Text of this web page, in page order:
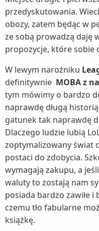
przedyskutowania.
obozy, zatem będąc w
ze sobą prowadzą daję
propozycje, które sobie
W lewym narożniku
definitywnie MOBA z
tym mówimy o bardzo
naprawdę długą
gatunek tak naprawdę
Dlaczego ludzie lubią
zoptymalizowany świat
postaci do zdobycia.
wymagają zakupu, a
waluty to zostają nam
posiada bardzo zawiłe i
czemu tło fabularne
książkę.